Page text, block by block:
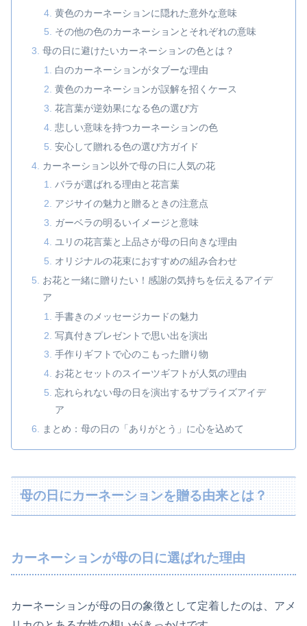
黄色のカーネーションに隠れた意外な意味
その他の色のカーネーションとそれぞれの意味
母の日に避けたいカーネーションの色とは？
白のカーネーションがタブーな理由
黄色のカーネーションが誤解を招くケース
花言葉が逆効果になる色の選び方
悲しい意味を持つカーネーションの色
安心して贈れる色の選び方ガイド
カーネーション以外で母の日に人気の花
バラが選ばれる理由と花言葉
アジサイの魅力と贈るときの注意点
ガーベラの明るいイメージと意味
ユリの花言葉と上品さが母の日向きな理由
オリジナルの花束におすすめの組み合わせ
お花と一緒に贈りたい！感謝の気持ちを伝えるアイデ
ア
手書きのメッセージカードの魅力
写真付きプレゼントで思い出を演出
手作りギフトで心のこもった贈り物
お花とセットのスイーツギフトが人気の理由
忘れられない母の日を演出するサプライズアイデ
ア
まとめ：母の日の「ありがとう」に心を込めて
母の日にカーネーションを贈る由来とは？
カーネーションが母の日に選ばれた理由
カーネーションが母の日の象徴として定着したのは、アメ